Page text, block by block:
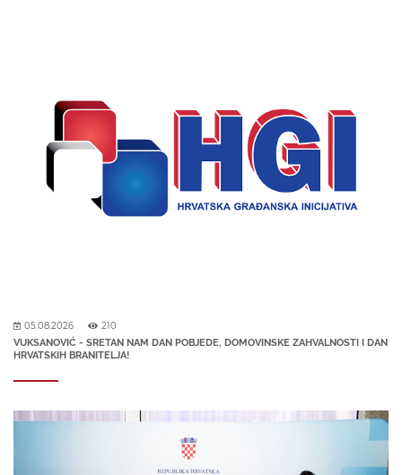
05.08.2026 210
VUKSANOVIĆ - SRETAN NAM DAN POBJEDE, DOMOVINSKE ZAHVALNOSTI I DAN
HRVATSKIH BRANITELJA!